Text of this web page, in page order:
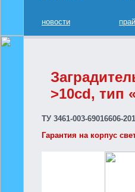
новости
>10cd, тип
ТУ 3461-003-69016606-
Гарантия на корпус